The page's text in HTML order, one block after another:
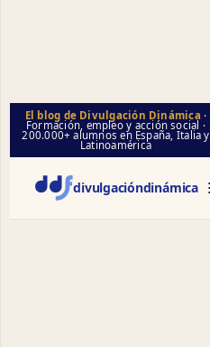
El blog de Divulgación Dinámica ·
Formación, empleo y acción social ·
200.000+ alumnos en España, Italia y
Latinoamérica
divulgacióndinámica